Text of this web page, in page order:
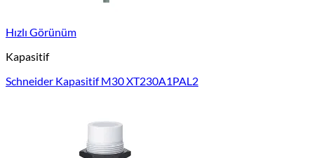
Hızlı Görünüm
Kapasitif
Schneider Kapasitif M30 XT230A1PAL2